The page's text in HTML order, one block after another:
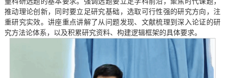
推动理论创新，同时要立足研究基础，选取可行性强的研究方向，注
重研究实效。讲座重点讲解了从问题发现、文献梳理到深入论证的研
究方法论体系，以及积累研究资料、构建逻辑框架的具体要求。